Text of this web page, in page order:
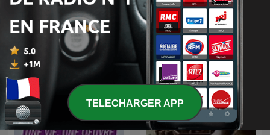
Le Zapping Télé C’est possible
TELECHARGER APP